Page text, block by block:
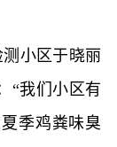
小区于晓丽
“我们小区有
季鸡粪味臭